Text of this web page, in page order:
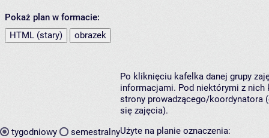
Pokaż plan w formacie:
HTML (stary)
obrazek
tygodniowy semestralny
Po kliknięciu kafelka danej grupy
informacjami. Pod niektórymi z nich
strony prowadzącego/koordynatora
się zajęcia).
Użyte na planie oznaczenia: